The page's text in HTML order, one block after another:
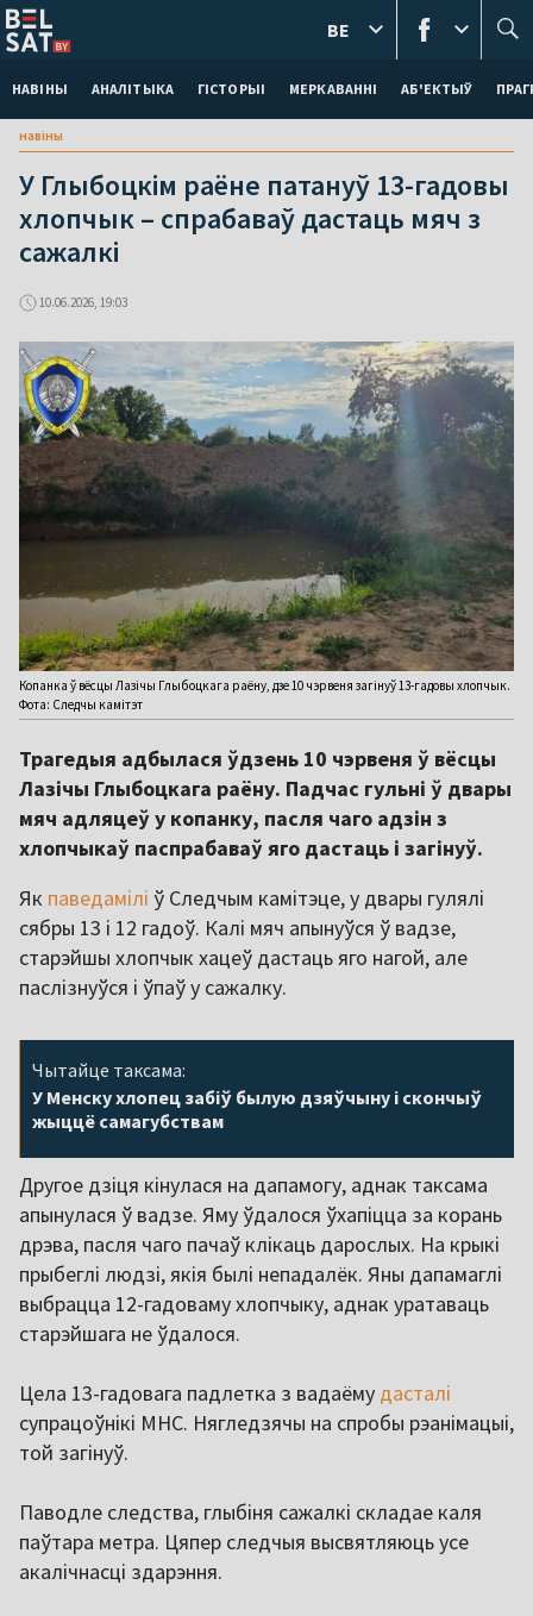
НАВІНЫ АНАЛІТЫКА ГІСТОРЫІ МЕРКАВАННI АБ'ЕКТЫЎ
BE
навіны
У Глыбоцкім раёне патануў 13-гадовы
хлопчык – спрабаваў дастаць мяч з
сажалкі
10.06.2026, 19:03
Копанка ў вёсцы Лазічы Глыбоцкага раёну, дзе 10 чэрвеня загінуў 13-гадовы хлопчык.
Фота: Следчы камітэт
Трагедыя адбылася ўдзень 10 чэрвеня ў вёсцы
Лазічы Глыбоцкага раёну. Падчас гульні ў двары
мяч адляцеў у копанку, пасля чаго адзін з
хлопчыкаў паспрабаваў яго дастаць і загінуў.
Як паведамілі ў Следчым камітэце, у двары гулялі
сябры 13 і 12 гадоў. Калі мяч апынуўся ў вадзе,
старэйшы хлопчык хацеў дастаць яго нагой, але
паслізнуўся і ўпаў у сажалку.
Чытайце таксама:
У Менску хлопец забіў былую дзяўчыну і скончыў
жыццё самагубствам
Другое дзіця кінулася на дапамогу, аднак таксама
апынулася ў вадзе. Яму ўдалося ўхапіцца за корань
дрэва, пасля чаго пачаў клікаць дарослых. На крыкі
прыбеглі людзі, якія былі непадалёк. Яны дапамаглі
выбрацца 12-гадоваму хлопчыку, аднак уратаваць
старэйшага не ўдалося.
Цела 13-гадовага падлетка з вадаёму дасталі
супрацоўнікі МНС. Нягледзячы на спробы рэанімацыі,
той загінуў.
Паводле следства, глыбіня сажалкі складае каля
паўтара метра. Цяпер следчыя высвятляюць усе
акалічнасці здарэння.